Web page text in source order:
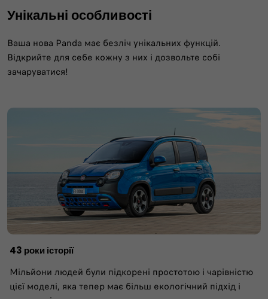
Унікальні особливості
Ваша нова Panda має безліч унікальних функцій.
Відкрийте для себе кожну з них і дозвольте собі
зачаруватися!
43 роки історії
Мільйони людей були підкорені простотою і чарівністю
цієї моделі, яка тепер має більш екологічний підхід і